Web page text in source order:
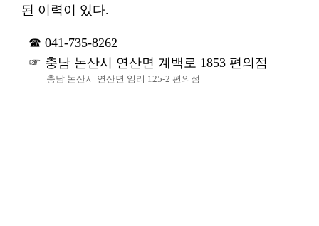
된 이력이 있다.
041-735-8262
충남 논산시 연산면 계백로 1853 편의점
충남 논산시 연산면 임리 125-2 편의점